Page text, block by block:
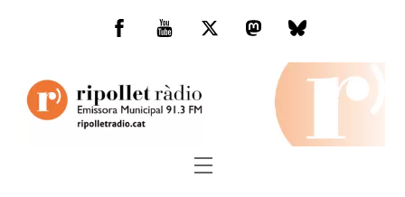
Facebook
You
TwitterMastodonBluesky
Menu